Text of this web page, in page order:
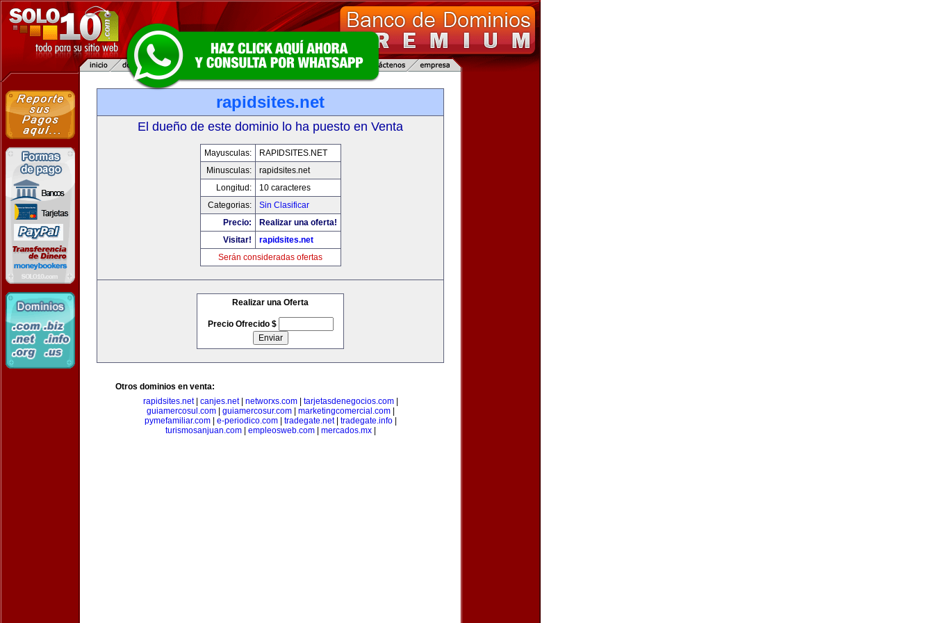
rapidsites.net
El dueño de este dominio lo ha puesto en Venta
Mayusculas:
RAPIDSITES.NET
Minusculas:
rapidsites.net
Longitud:
10 caracteres
Categorias:
Sin Clasificar
Precio:
Realizar una oferta!
Visitar!
rapidsites.net
Serán consideradas ofertas
Realizar una Oferta
Precio Ofrecido $
Otros dominios en venta:
rapidsites.net| canjes.net| networxs.com| tarjetasdenegocios.com|
guiamercosul.com| guiamercosur.com| marketingcomercial.com|
pymefamiliar.com| e-periodico.com| tradegate.net| tradegate.info|
turismosanjuan.com| empleosweb.com| mercados.mx|